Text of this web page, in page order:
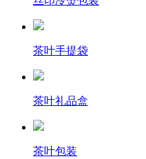
茶叶手提袋
茶叶礼品盒
茶叶包装